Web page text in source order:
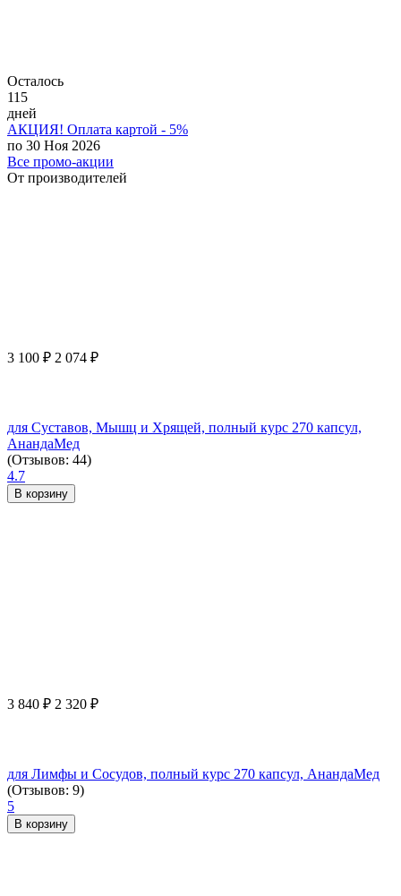
Осталось
115
дней
АКЦИЯ! Оплата картой - 5%
по 30 Ноя 2026
Все промо-акции
От производителей
3 100 ₽ 2 074 ₽
для Суставов, Мышц и Хрящей, полный курс 270 капсул,
АнандаМед
(Отзывов: 44)
4.7
В корзину
3 840 ₽ 2 320 ₽
для Лимфы и Сосудов, полный курс 270 капсул, АнандаМед
(Отзывов: 9)
5
В корзину